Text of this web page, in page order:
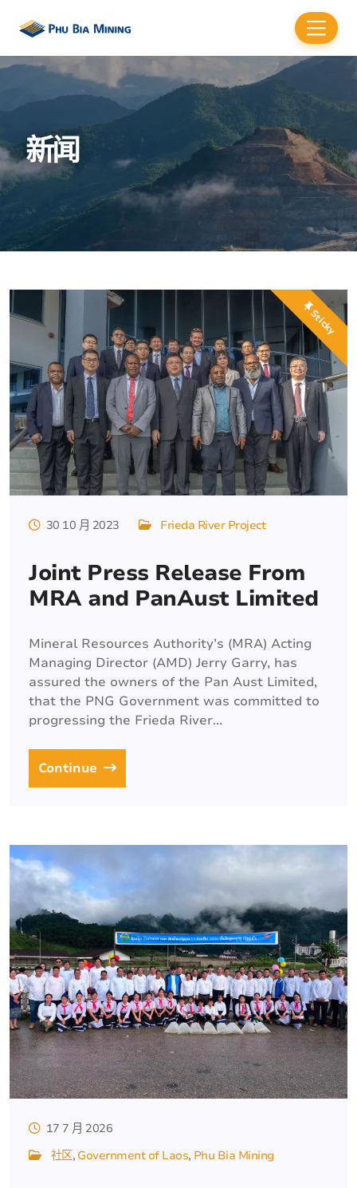
新闻
Sticky
30 10 月 2023 Frieda River Project
Joint Press Release From
MRA and PanAust Limited
Mineral Resources Authority’s (MRA) Acting
Managing Director (AMD) Jerry Garry, has
assured the owners of the Pan Aust Limited,
that the PNG Government was committed to
progressing the Frieda River...
Continue
17 7 月 2026
社区 Government of Laos Phu Bia Mining